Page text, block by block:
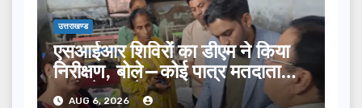
उत्तराखण्ड
एसआईआर शिविरों का डीएम ने किया
निरीक्षण, बोले—कोई पात्र मतदाता
सूची से न छूटे…
AUG 6, 2026